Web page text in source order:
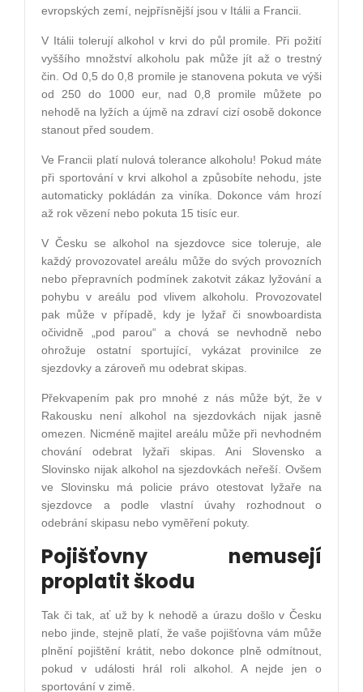
evropských zemí, nejpřísnější jsou v Itálii a Francii.
V Itálii tolerují alkohol v krvi do půl promile. Při požití
vyššího množství alkoholu pak může jít až o trestný
čin. Od 0,5 do 0,8 promile je stanovena pokuta ve výši
od 250 do 1000 eur, nad 0,8 promile můžete po
nehodě na lyžích a újmě na zdraví cizí osobě dokonce
stanout před soudem.
Ve Francii platí nulová tolerance alkoholu! Pokud máte
při sportování v krvi alkohol a způsobíte nehodu, jste
automaticky pokládán za viníka. Dokonce vám hrozí
až rok vězení nebo pokuta 15 tisíc eur.
V Česku se alkohol na sjezdovce sice toleruje, ale
každý provozovatel areálu může do svých provozních
nebo přepravních podmínek zakotvit zákaz lyžování a
pohybu v areálu pod vlivem alkoholu. Provozovatel
pak může v případě, kdy je lyžař či snowboardista
očividně „pod parou“ a chová se nevhodně nebo
ohrožuje ostatní sportující, vykázat provinilce ze
sjezdovky a zároveň mu odebrat skipas.
Překvapením pak pro mnohé z nás může být, že v
Rakousku není alkohol na sjezdovkách nijak jasně
omezen. Nicméně majitel areálu může při nevhodném
chování odebrat lyžaři skipas. Ani Slovensko a
Slovinsko nijak alkohol na sjezdovkách neřeší. Ovšem
ve Slovinsku má policie právo otestovat lyžaře na
sjezdovce a podle vlastní úvahy rozhodnout o
odebrání skipasu nebo vyměření pokuty.
Pojišťovny nemusejí
proplatit škodu
Tak či tak, ať už by k nehodě a úrazu došlo v Česku
nebo jinde, stejně platí, že vaše pojišťovna vám může
plnění pojištění krátit, nebo dokonce plně odmítnout,
pokud v události hrál roli alkohol. A nejde jen o
sportování v zimě.